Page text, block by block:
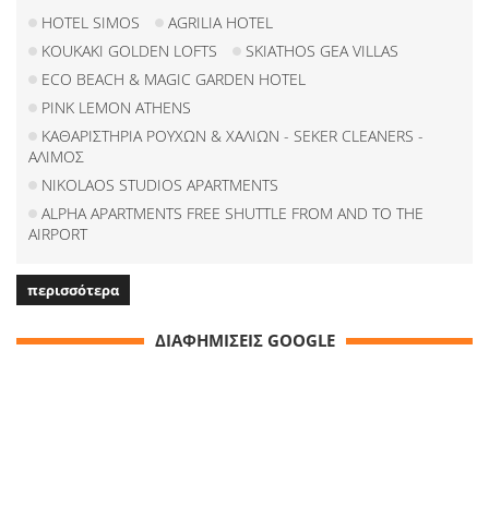
HOTEL SIMOS
AGRILIA HOTEL
KOUKAKI GOLDEN LOFTS
SKIATHOS GEA VILLAS
ECO BEACH & MAGIC GARDEN HOTEL
PINK LEMON ATHENS
ΚΑΘΑΡΙΣΤΗΡΙΑ ΡΟΥΧΩΝ & ΧΑΛΙΩΝ - SEKER CLEANERS -
ΑΛΙΜΟΣ
NIKOLAOS STUDIOS APARTMENTS
ALPHA APARTMENTS FREE SHUTTLE FROM AND TO THE
AIRPORT
περισσότερα
ΔΙΑΦΗΜΙΣΕΙΣ GOOGLE